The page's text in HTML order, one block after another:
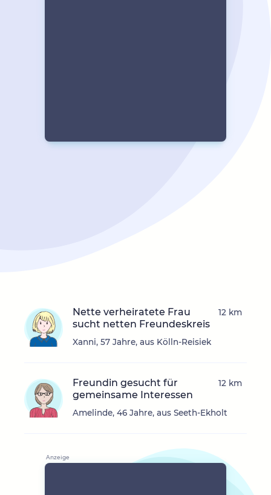
Nette verheiratete Frau
sucht netten Freundeskreis
Xanni, 57 Jahre, aus Kölln-Reisiek
12 km
Freundin gesucht für
gemeinsame Interessen
Amelinde, 46 Jahre, aus Seeth-Ekholt
12 km